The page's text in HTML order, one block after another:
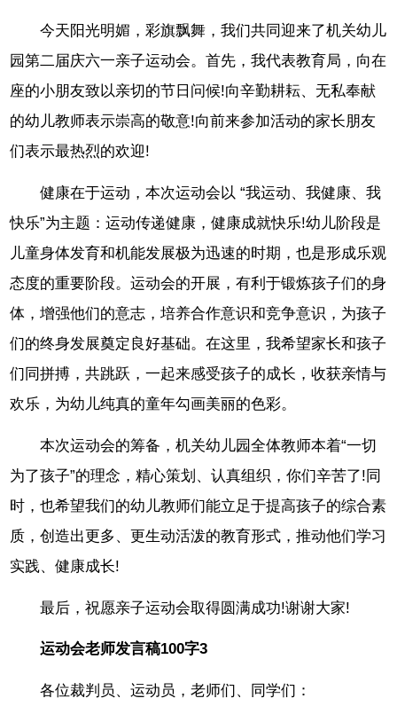
今天阳光明媚，彩旗飘舞，我们共同迎来了机关幼儿
园第二届庆六一亲子运动会。首先，我代表教育局，向在
座的小朋友致以亲切的节日问候!向辛勤耕耘、无私奉献
的幼儿教师表示崇高的敬意!向前来参加活动的家长朋友
们表示最热烈的欢迎!
健康在于运动，本次运动会以 “我运动、我健康、我
快乐”为主题：运动传递健康，健康成就快乐!幼儿阶段是
儿童身体发育和机能发展极为迅速的时期，也是形成乐观
态度的重要阶段。运动会的开展，有利于锻炼孩子们的身
体，增强他们的意志，培养合作意识和竞争意识，为孩子
们的终身发展奠定良好基础。在这里，我希望家长和孩子
们同拼搏，共跳跃，一起来感受孩子的成长，收获亲情与
欢乐，为幼儿纯真的童年勾画美丽的色彩。
本次运动会的筹备，机关幼儿园全体教师本着“一切
为了孩子”的理念，精心策划、认真组织，你们辛苦了!同
时，也希望我们的幼儿教师们能立足于提高孩子的综合素
质，创造出更多、更生动活泼的教育形式，推动他们学习
实践、健康成长!
最后，祝愿亲子运动会取得圆满成功!谢谢大家!
运动会老师发言稿100字3
各位裁判员、运动员，老师们、同学们：